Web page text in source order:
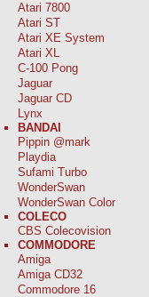
Atari 7800
Atari ST
Atari XE System
Atari XL
C-100 Pong
Jaguar
Jaguar CD
Lynx
BANDAI
Pippin @mark
Playdia
Sufami Turbo
WonderSwan
WonderSwan Color
COLECO
CBS Colecovision
COMMODORE
Amiga
Amiga CD32
Commodore 16